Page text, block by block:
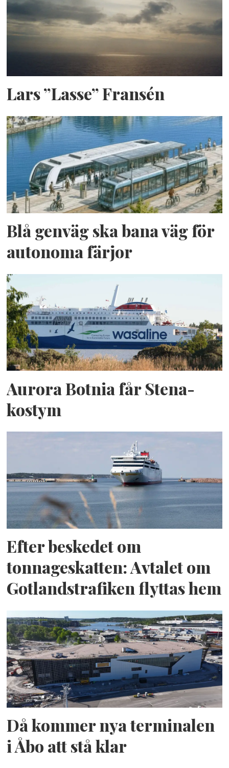
Lars ”Lasse” Fransén
Blå genväg ska bana väg för
autonoma färjor
Aurora Botnia får Stena-
kostym
Efter beskedet om
tonnageskatten: Avtalet om
Gotlandstrafiken flyttas hem
Då kommer nya terminalen
i Åbo att stå klar